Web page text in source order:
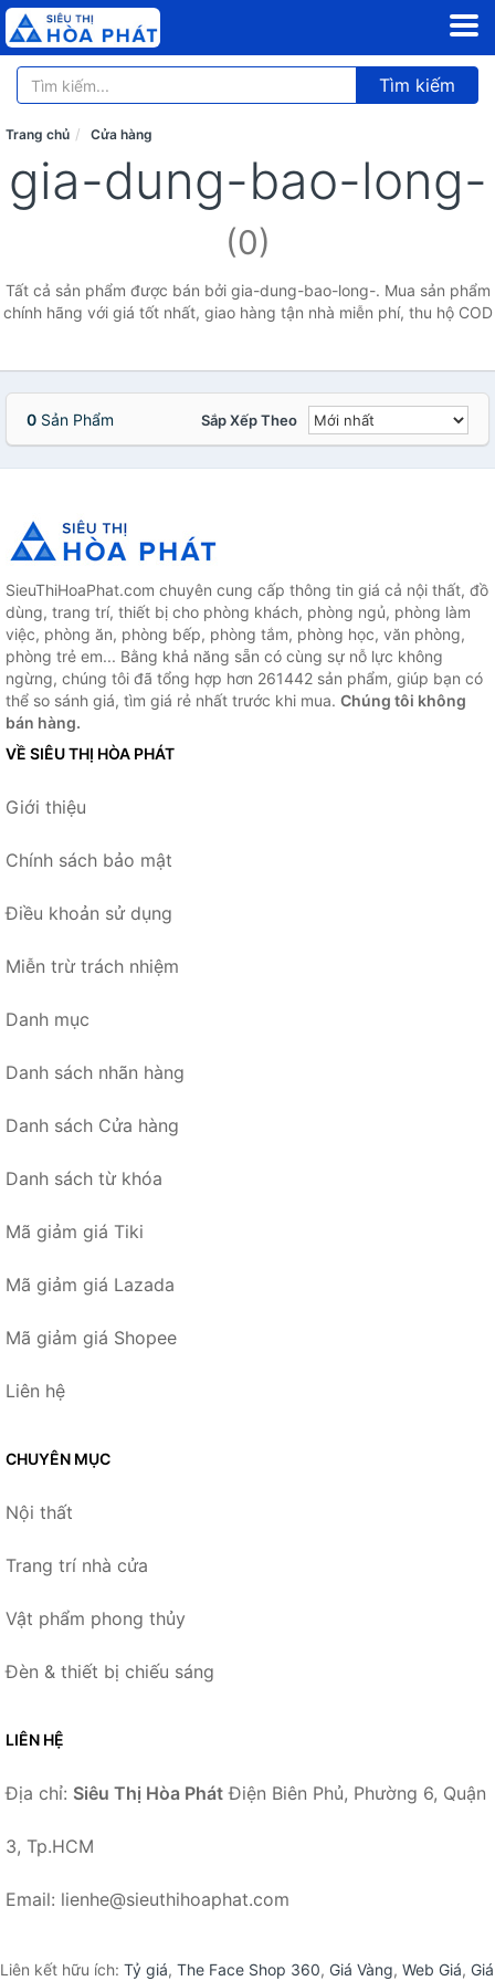
Tìm kiếm
Trang chủ Cửa hàng
gia-dung-bao-long-
(0)
Tất cả sản phẩm được bán bởi gia-dung-bao-long-. Mua sản phẩm
chính hãng với giá tốt nhất, giao hàng tận nhà miễn phí, thu hộ COD
0 Sản Phẩm Sắp Xếp Theo
SieuThiHoaPhat.com chuyên cung cấp thông tin giá cả nội thất, đồ
dùng, trang trí, thiết bị cho phòng khách, phòng ngủ, phòng làm
việc, phòng ăn, phòng bếp, phòng tắm, phòng học, văn phòng,
phòng trẻ em... Bằng khả năng sẵn có cùng sự nỗ lực không
ngừng, chúng tôi đã tổng hợp hơn 261442 sản phẩm, giúp bạn có
thể so sánh giá, tìm giá rẻ nhất trước khi mua. Chúng tôi không
bán hàng.
VỀ SIÊU THỊ HÒA PHÁT
Giới thiệu
Chính sách bảo mật
Điều khoản sử dụng
Miễn trừ trách nhiệm
Danh mục
Danh sách nhãn hàng
Danh sách Cửa hàng
Danh sách từ khóa
Mã giảm giá Tiki
Mã giảm giá Lazada
Mã giảm giá Shopee
Liên hệ
CHUYÊN MỤC
Nội thất
Trang trí nhà cửa
Vật phẩm phong thủy
Đèn & thiết bị chiếu sáng
LIÊN HỆ
Địa chỉ: Siêu Thị Hòa Phát Điện Biên Phủ, Phường 6, Quận
3, Tp.HCM
Email: lienhe@sieuthihoaphat.com
Liên kết hữu ích: Tỷ giá, The Face Shop 360, Giá Vàng, Web Giá, Giá